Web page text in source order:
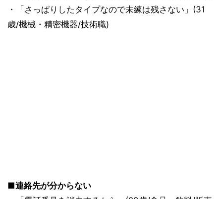
・「さっぱりしたタイプなので未練は残さない」(31
歳/機械・精密機器/技術職)
■連絡先が分からない